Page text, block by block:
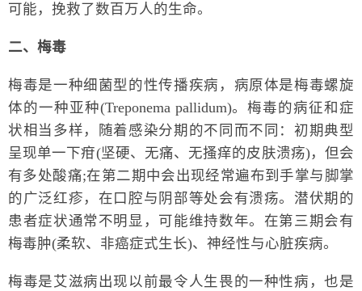
可能，挽救了数百万人的生命。
二、梅毒
梅毒是一种细菌型的性传播疾病，病原体是梅毒螺旋
体的一种亚种(Treponema pallidum)。梅毒的病征和症
状相当多样，随着感染分期的不同而不同：初期典型
呈现单一下疳(坚硬、无痛、无搔痒的皮肤溃疡)，但会
有多处酸痛;在第二期中会出现经常遍布到手掌与脚掌
的广泛红疹，在口腔与阴部等处会有溃疡。潜伏期的
患者症状通常不明显，可能维持数年。在第三期会有
梅毒肿(柔软、非癌症式生长)、神经性与心脏疾病。
梅毒是艾滋病出现以前最令人生畏的一种性病，也是